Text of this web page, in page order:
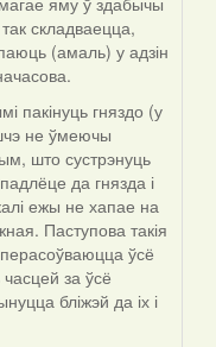
складваецца,
(амаль) у адзін
пакінуць гняздо (у
не ўмеючы
што сустрэнуць
да гнязда і
ежы не хапае на
Паступова такія
ўсё
за ўсё
бліжэй да іх і